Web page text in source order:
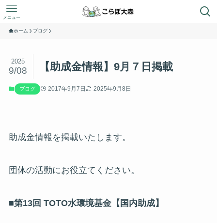
メニュー
ホーム ブログ
【助成金情報】9月７日掲載
2025
9/08
ブログ 2017年9月7日 2025年9月8日
助成金情報を掲載いたします。
団体の活動にお役立てください。
■第13回 TOTO水環境基金【国内助成】